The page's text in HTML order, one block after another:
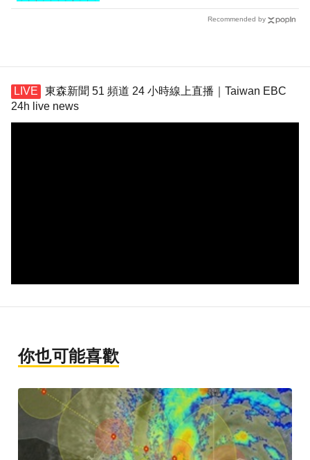
Recommended by
東森新聞 51 頻道 24 小時線上直播｜Taiwan EBC
24h live news
你也可能喜歡